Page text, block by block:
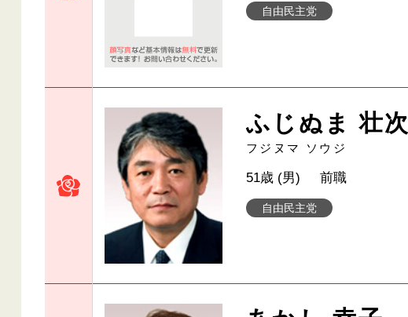
自由民主党
ふじぬま 壮次
フジヌマ ソウジ
自由民主党
51歳 (男) 前職